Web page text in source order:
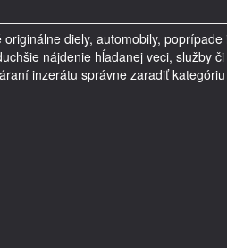
diely, automobily,
nájdenie hĺadanej veci, služby
inzerátu správne zaradiť